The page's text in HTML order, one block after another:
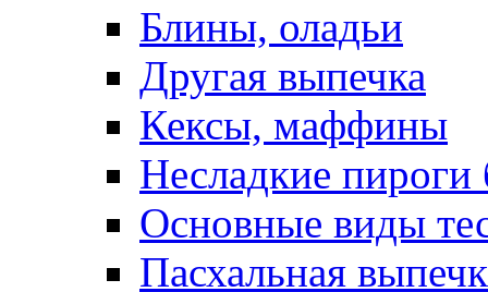
Блины, оладьи
Другая выпечка
Кексы, маффины
Несладкие пироги
Основные виды
Пасхальная